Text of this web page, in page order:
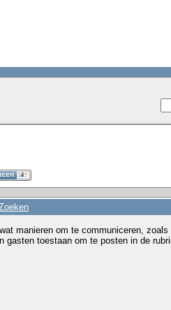
manieren om te communiceren,
toestaan om te posten in de